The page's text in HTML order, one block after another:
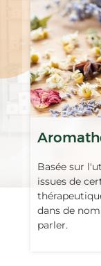
Basée sur
issues de
dans de
parler.